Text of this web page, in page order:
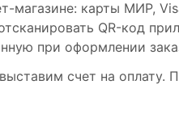
магазине: карты МИР,
QR-код
при оформлении
счет на оплату.